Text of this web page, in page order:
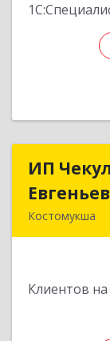
ИП
Костомукша
Клиентов